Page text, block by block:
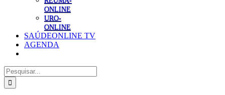
ONLINE
URO-
ONLINE
SAÚDEONLINE TV
AGENDA
Pesquisar